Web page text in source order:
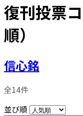
復刊投票
順）
信心銘
全14件
並び順